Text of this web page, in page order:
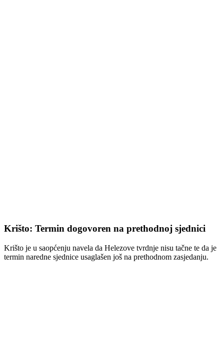
Krišto: Termin dogovoren na prethodnoj sjednici
Krišto je u saopćenju navela da Helezove tvrdnje nisu tačne te da je
termin naredne sjednice usaglašen još na prethodnom zasjedanju.